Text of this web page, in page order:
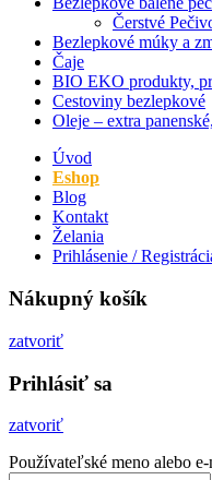
Čerstvé
Bezlepkové múky a
Čaje
BIO EKO produkty,
Cestoviny bezlepkové
Oleje – extra
Úvod
Eshop
Blog
Kontakt
Želania
Prihlásenie /
Nákupný košík
zatvoriť
Prihlásiť sa
zatvoriť
Používateľské meno alebo e-